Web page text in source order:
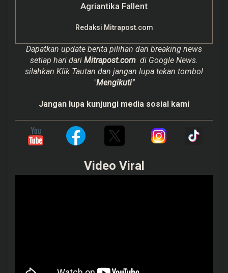
Agriantika Fallent
Redaksi Mitrapost.com
Dapatkan update berita pilihan dan breaking news
setiap hari dari Mitrapost.com di Google News.
silahkan Klik Tautan dan jangan lupa tekan tombol
"Mengikuti"
Jangan lupa kunjungi media sosial kami
Video Viral